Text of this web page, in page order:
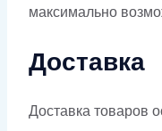
максимально
Доставка
Доставка товаров